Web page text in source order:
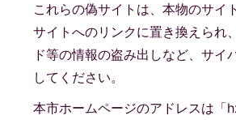
これらの偽サイトは、本物のサイ
サイトへのリンクに置き換えられ
ド等の情報の盗み出しなど、サ
してください。
本市ホームページのアドレスは